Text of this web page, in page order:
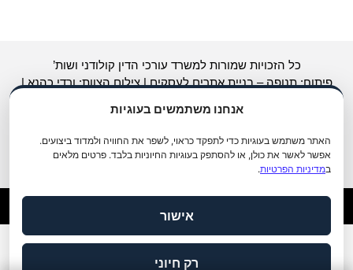
אנחנו משתמשים בעוגיות
האתר משתמש בעוגיות כדי לתפקד כראוי, לשפר את החוויה ולמדוד ביצועים.
אפשר לאשר את כולן, או להסתפק בעוגיות החיוניות בלבד. פרטים מלאים
במדיניות הפרטיות.
אישור
רק חיוני
כל הזכויות שמורות למשרד עורכי הדין קולודני ושות’
פיתוח: תנופה –בניית אתרים לעסקים|צילוםהצוות: ורדי כהנא |
מדיניות פרטיות|תנאי שימוש|הצהרת נגישות